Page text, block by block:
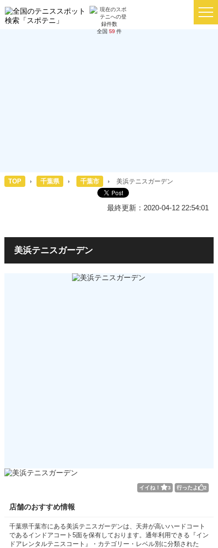
全国 59件
TOP 千葉県 千葉市 美浜テニスガーデン
最終更新：2020-04-12 22:54:01
美浜テニスガーデン
イイね！ 3 行ったよ 2
店舗のおすすめ情報
千葉県千葉市にある美浜テニスガーデンは、天井が高いハードコート
であるインドアコート5面を保有しております。通年利用できる『イン
ドアレンタルテニスコート』・カテゴリー・レベル別に分類された